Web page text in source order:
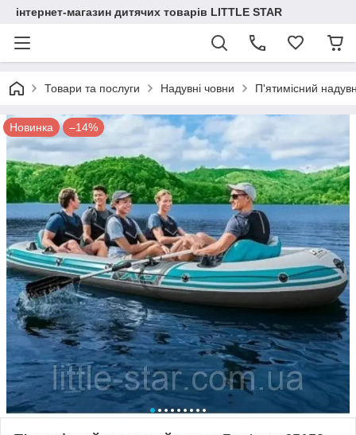
інтернет-магазин дитячих товарів LITTLE STAR
Товари та послуги Надувні човни П'ятимісний
Новинка –14%